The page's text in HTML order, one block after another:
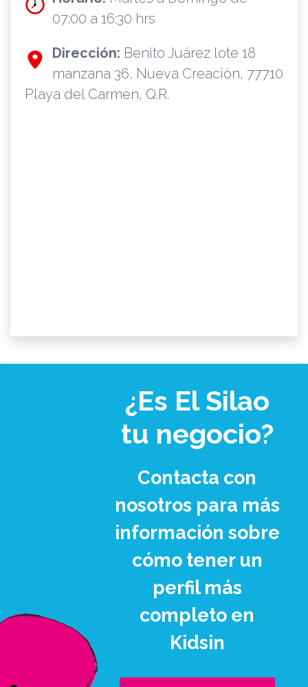
07:00 a 16:30 hrs
Dirección: Benito Juárez lote 18
manzana 36, Nueva Creación, 77710
Playa del Carmen, Q.R.
¿Es El Silao
tu negocio?
Contacta con
nosotros para más
información sobre
cómo tener un
perfil más
completo en
Kidsin